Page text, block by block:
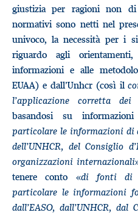
giustizia per ragioni non
normativi sono netti nel
univoco, la necessità per i
riguardo agli
informazioni e alle
EUAA) e dall’Unhcr (così il
l’applicazione corretta
basandosi su
particolare le informazioni di
dell’UNHCR, del Consiglio
organizzazioni internazionali
tenere conto «di fonti di
particolare le informazioni
dall’EASO, dall’UNHCR,